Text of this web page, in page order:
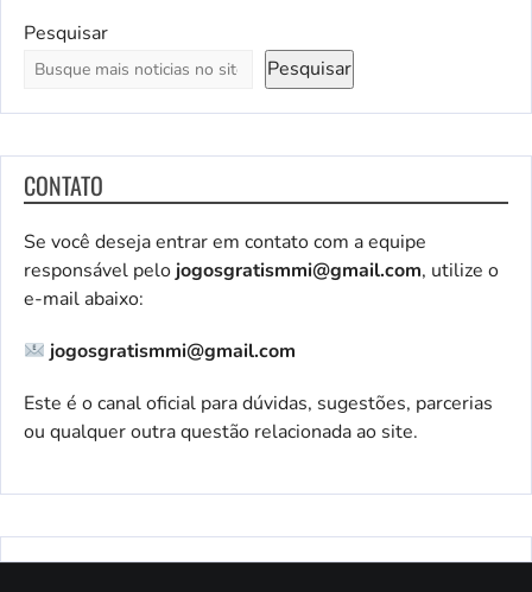
Pesquisar
Pesquisar
CONTATO
Se você deseja entrar em contato com a equipe
responsável pelo jogosgratismmi@gmail.com, utilize o
e-mail abaixo:
jogosgratismmi@gmail.com
Este é o canal oficial para dúvidas, sugestões, parcerias
ou qualquer outra questão relacionada ao site.